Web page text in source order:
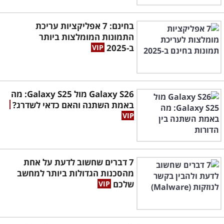
בחינם: 7 אפליקציות עריכת
התמונות המומלצות ביותר
ב-2025
Galaxy S26 מול Galaxy S25: מה
באמת השתנה והאם כדאי לשדרג?
7 דברים שחשוב לדעת על אחת
מהסכנות הגדולות ביותר למחשב
שלכם